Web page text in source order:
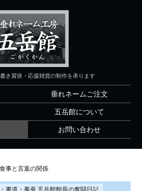
き賞状・応援雑貨の制作を承ります
垂れネームご注文
五岳館について
お問い合わせ
食事と言葉の関係
書道・養蚕 五岳館館長の奮闘日記